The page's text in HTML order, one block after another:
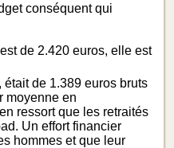
conséquent qui
de 2.420 euros, elle est
était de 1.389 euros bruts
moyenne en
ressort que les retraités
Un effort financier
hommes et que leur